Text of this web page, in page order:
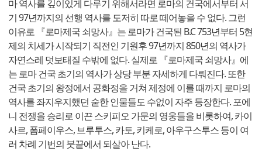
마 역사를 깊이있게 다루기 위해서라면 로마의 건국에서부터 서
기 97년까지의 선행 역사를 도저히 따로 떼어놓을 수 없다. 그런
이유로 『로마제국 쇠망사』는 로마가 건국된 B.C 753년부터 5현
제의 치세가 시작되기 직전인 기원후 97년까지 850년의 역사가
자연스레 덧보태질 수밖에 없다. 실제로 『로마제국 쇠망사』에
는 로마 건국 초기의 역사가 상당 부분 자세하게 다뤄진다. 또한
건국 초기의 왕정에서 공화정을 거쳐 제정에 이를 때까지 로마의
역사를 좌지우지했던 숱한 인물들도 수없이 자주 등장한다. 포에
니 전쟁을 승리로 이끈 스키피오 가문의 영웅들을 비롯하여, 카이
사르, 폼페이우스, 브루투스, 카토, 키케로, 아우구스투스 등이 여
러 차례 기번의 붓끝에서 되살아 난다.